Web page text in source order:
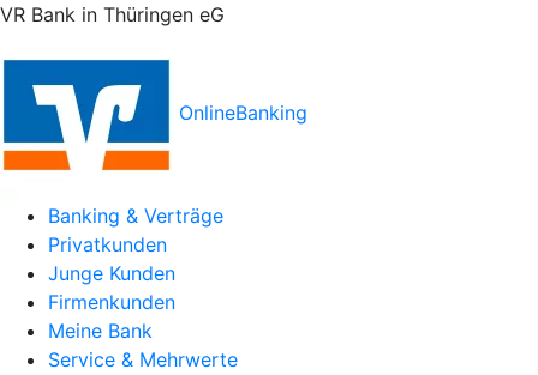
VR Bank in Thüringen eG
OnlineBanking
Banking & Verträge
Privatkunden
Junge Kunden
Firmenkunden
Meine Bank
Service & Mehrwerte